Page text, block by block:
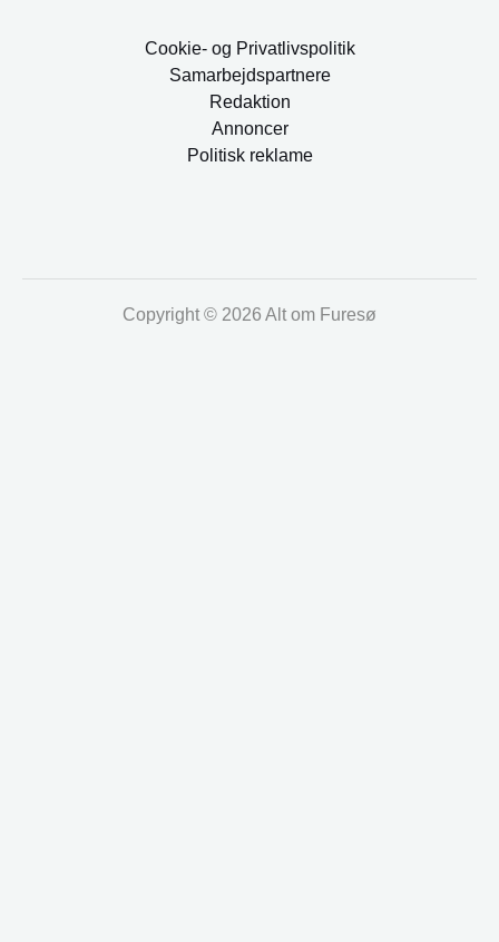
Cookie- og Privatlivspolitik
Samarbejdspartnere
Redaktion
Annoncer
Politisk reklame
Copyright © 2026 Alt om Furesø